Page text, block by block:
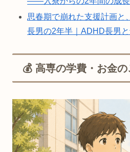
思春期で崩れた支援計画と
長男の2年半｜ADHD長男
💰 高専の学費・お金の